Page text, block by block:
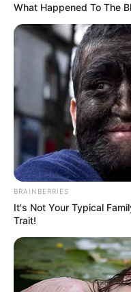
ΑΠΕΥΘΥΝΕΤΑΙ ΜΟΝΟ ΣΕ
ΦΩΤΕΙΝΟΥΣ
ΝΟΙΩΣΟΥΝ ΟΛΑ ΑΥΤΑ
ΚΟΙΝΩΝΙΚΑ ΔΙΚΤΥΑ
FACEBOOK
YOUTUBE
What Happened To The
BRAINBERRIES
It's Not Your Typical
Trait!